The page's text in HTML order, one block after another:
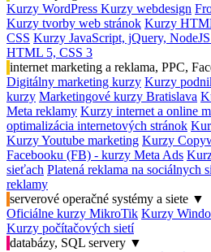
Kurzy WordPress Kurzy webdesign
Kurzy tvorby web stránok Kurzy
CSS Kurzy JavaScript, jQuery,
HTML 5, CSS 3
internet marketing a reklama, PPC,
Digitálny marketing kurzy Kurzy
kurzy Marketingové kurzy Bratislava
Meta reklamy Kurzy internet a online
optimalizácia internetových stránok
Kurzy Youtube marketing Kurzy
Facebooku (FB) - kurzy Meta Ads
sieťach Platená reklama na sociálnych
reklamy
serverové operačné systémy a siete ▼
Oficiálne kurzy MikroTik Kurzy
Kurzy počítačových sietí
databázy, SQL servery ▼